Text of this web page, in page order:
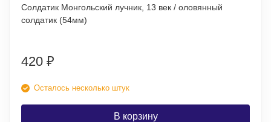
Солдатик Монгольский лучник, 13 век / оловянный
солдатик (54мм)
420 ₽
Осталось несколько штук
В корзину